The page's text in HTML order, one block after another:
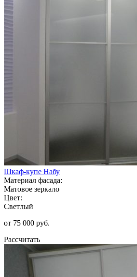
Шкаф-купе Набу
Материал фасада:
Матовое зеркало
Цвет:
Светлый
от 75 000 руб.
Рассчитать